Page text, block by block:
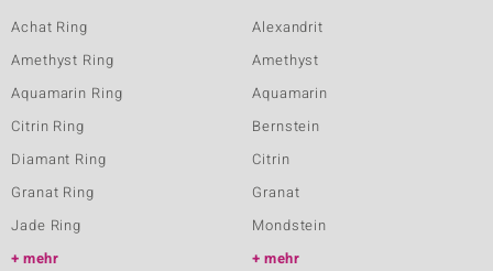
Achat Ring
Amethyst Ring
Aquamarin Ring
Citrin Ring
Diamant Ring
Granat Ring
Jade Ring
mehr
Alexandrit
Amethyst
Aquamarin
Bernstein
Citrin
Granat
Mondstein
mehr